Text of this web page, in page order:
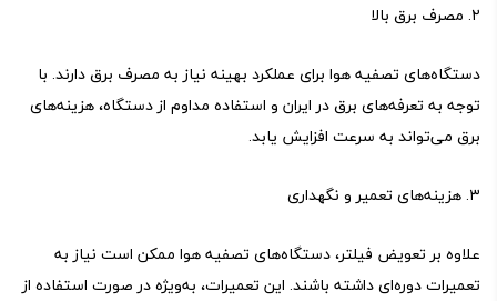
۲. مصرف برق بالا
دستگاه‌های تصفیه هوا برای عملکرد بهینه نیاز به مصرف برق دارند. با
توجه به تعرفه‌های برق در ایران و استفاده مداوم از دستگاه، هزینه‌های
برق می‌تواند به سرعت افزایش یابد.
۳. هزینه‌های تعمیر و نگهداری
علاوه بر تعویض فیلتر، دستگاه‌های تصفیه هوا ممکن است نیاز به
تعمیرات دوره‌ای داشته باشند. این تعمیرات، به‌ویژه در صورت استفاده از